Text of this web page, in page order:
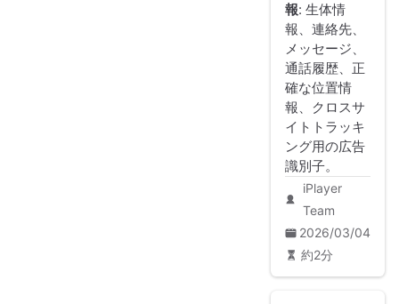
報: 生体情
報、連絡先、
メッセージ、
通話履歴、正
確な位置情
報、クロスサ
イトトラッキ
ング用の広告
識別子。
iPlayer
Team
2026/03/04
約2分